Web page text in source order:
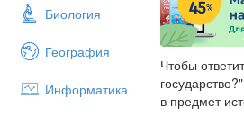
Биология
География
Информатика
Чтобы
в предмет